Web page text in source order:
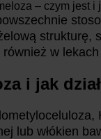
– czym jest i
strukturę,
w
i jak
lub włókien